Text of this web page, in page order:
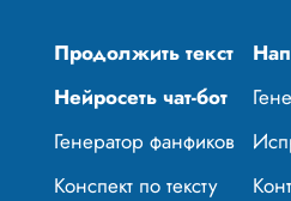
Продолжить текст
Нейросеть чат-бот
Генератор фанфиков
Конспект по тексту